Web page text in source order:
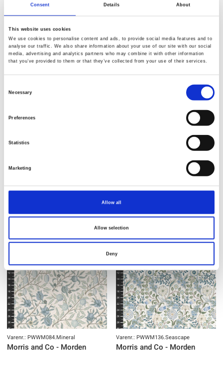
Consent Details About
This website uses cookies
We use cookies to personalise content and ads, to provide social media features and to
analyse our traffic. We also share information about your use of our site with our social
media, advertising and analytics partners who may combine it with other information
that you’ve provided to them or that they’ve collected from your use of their services.
Necessary
Preferences
Statistics
Marketing
Allow all
Allow selection
Deny
Morris and Co - Morden Morris and Co - Morden
Varenr.: PWWM084.Mineral
Morris and Co - Morden
Varenr.: PWWM136.Seascape
Morris and Co - Morden